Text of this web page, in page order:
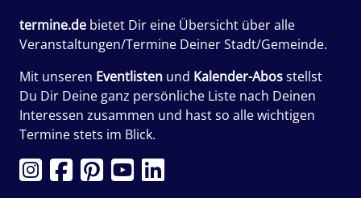
termine.de bietet Dir eine Übersicht über alle
Veranstaltungen/Termine Deiner Stadt/Gemeinde.
Mit unseren Eventlisten und Kalender-Abosstellst
Du Dir Deine ganz persönliche Liste nach Deinen
Interessen zusammen und hast so alle wichtigen
Termine stets im Blick.